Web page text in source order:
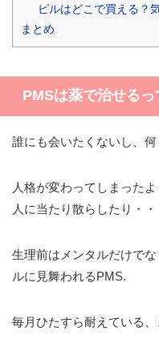
ピルはどこで買える？
まとめ
PMSは薬で治せるっ
誰にも会いたくないし、何
人格が変わってしまった
人に当たり散らしたり・・
生理前はメンタルだけで
ルに見舞われるPMS.
毎月ひたすら耐えている、